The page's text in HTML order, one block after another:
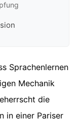
Sprachenlernen
Mechanik
die
in einer Pariser